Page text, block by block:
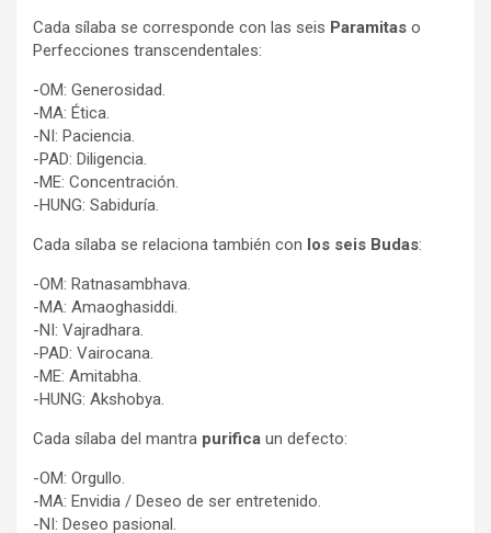
Cada sílaba se corresponde con las seis Paramitas o
Perfecciones transcendentales:
-OM: Generosidad.
-MA: Ética.
-NI: Paciencia.
-PAD: Diligencia.
-ME: Concentración.
-HUNG: Sabiduría.
Cada sílaba se relaciona también con los seis Budas:
-OM: Ratnasambhava.
-MA: Amaoghasiddi.
-NI: Vajradhara.
-PAD: Vairocana.
-ME: Amitabha.
-HUNG: Akshobya.
Cada sílaba del mantra purifica un defecto:
-OM: Orgullo.
-MA: Envidia / Deseo de ser entretenido.
-NI: Deseo pasional.